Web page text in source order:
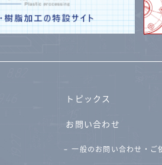
トピックス
お問い合わせ
一般のお問い合わせ・ご